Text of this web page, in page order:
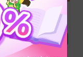
ร้อยรักปักดวงใจ
เล่ม 15 (จบ)
จือจือ (吱吱)
/ Ink
Stone
นิยายรักจีนโบราณ
7 Rating